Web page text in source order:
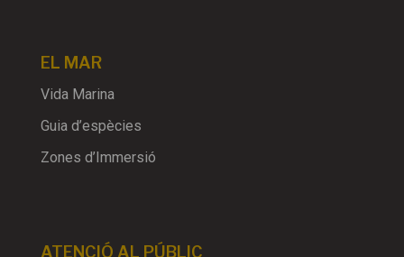
EL MAR
Vida Marina
Guia d’espècies
Zones d’Immersió
ATENCIÓ AL PÚBLIC